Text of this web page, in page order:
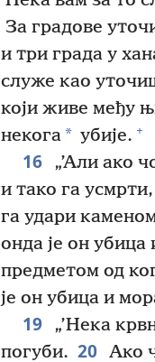
За градове
и три града у
служе као
који живе међу
некога* убије. +
16
„’Али ако
и тако га
га удари
онда је он убица
предметом од
је он убица и
19
„’Нека
погуби. 20 Ако